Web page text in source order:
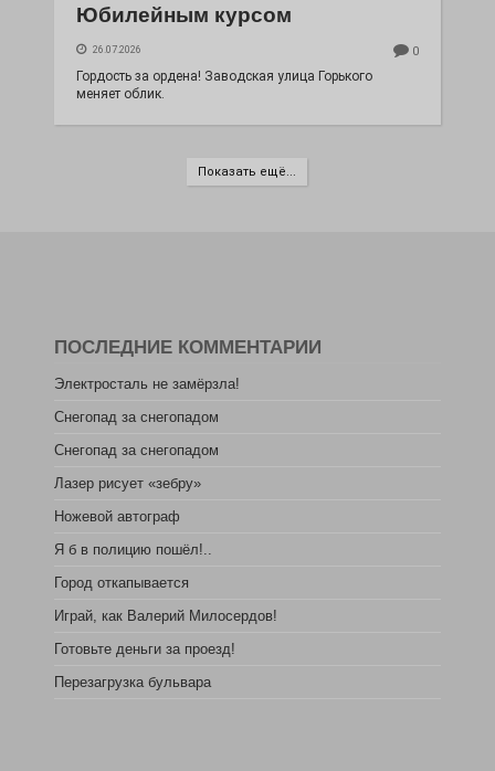
Юбилейным курсом
26.07.2026 0
Гордость за ордена! Заводская улица Горького
меняет облик.
Показать ещё...
ПОСЛЕДНИЕ КОММЕНТАРИИ
Электросталь не замёрзла!
Снегопад за снегопадом
Снегопад за снегопадом
Лазер рисует «зебру»
Ножевой автограф
Я б в полицию пошёл!..
Город откапывается
Играй, как Валерий Милосердов!
Готовьте деньги за проезд!
Перезагрузка бульвара